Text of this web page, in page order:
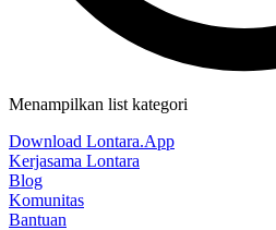
Menampilkan list kategori
Download Lontara.App
Kerjasama Lontara
Blog
Komunitas
Bantuan